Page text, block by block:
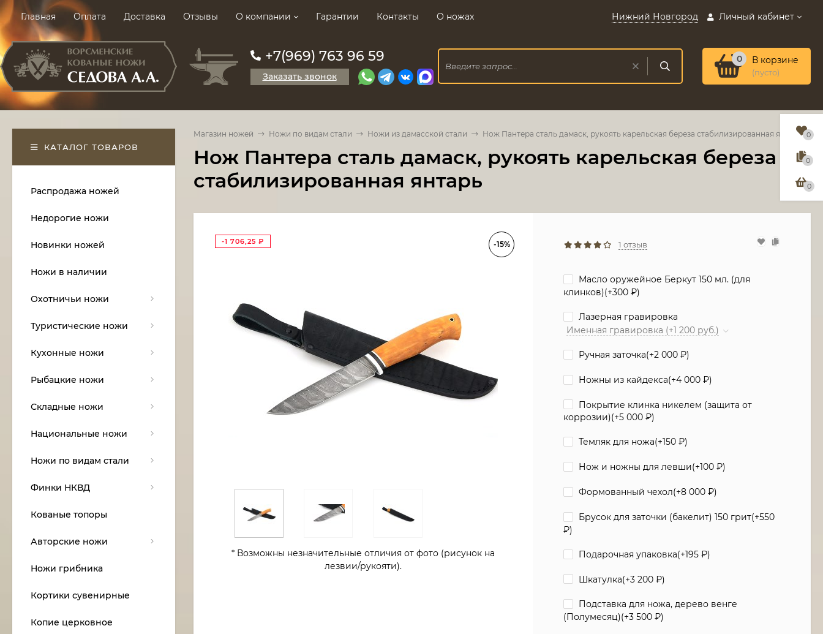
Главная Оплата Доставка Отзывы О компании Гарантии Контакты О ножах Нижний Новгород Личный кабинет
+7(969) 763 96 59
Заказать звонок
0 В корзине
(пусто)
Магазин ножей Ножи по видам стали Ножи из дамасской стали Нож Пантера сталь дамаск, рукоять карельская береза стабилизированная янтарь
Нож Пантера сталь дамаск, рукоять карельская береза
стабилизированная янтарь
-15%
-1 706,25 ₽
* Возможны незначительные отличия от фото (рисунок на
лезвии/рукояти).
1 отзыв
Масло оружейное Беркут 150 мл. (для
клинков)(+300₽)
Лазерная гравировка
Именная гравировка (+1 200 руб.)
Ручная заточка(+2 000₽)
Ножны из кайдекса(+4 000₽)
Покрытие клинка никелем (защита от
коррозии)(+5 000₽)
Темляк для ножа(+150₽)
Нож и ножны для левши(+100₽)
Формованный чехол(+8 000₽)
Брусок для заточки (бакелит) 150 грит(+550
₽)
Подарочная упаковка(+195₽)
Шкатулка(+3 200₽)
Подставка для ножа, дерево венге
(Полумесяц)(+3 500₽)
КАТАЛОГ ТОВАРОВ
Распродажа ножей
Недорогие ножи
Новинки ножей
Ножи в наличии
Охотничьи ножи
Туристические ножи
Кухонные ножи
Рыбацкие ножи
Складные ножи
Национальные ножи
Ножи по видам стали
Финки НКВД
Кованые топоры
Авторские ножи
Ножи грибника
Кортики сувенирные
Копие церковное
0
0
0